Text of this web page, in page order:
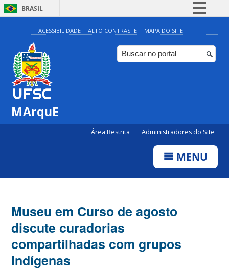
BRASIL
Simplifique!
Comunica BR
Participe
ACESSIBILIDADE ALTO CONTRASTE MAPA DO SITE
MArquE
Área Restrita Administradores do Site
MENU
Museu em Curso de agosto
discute curadorias
compartilhadas com grupos
indígenas